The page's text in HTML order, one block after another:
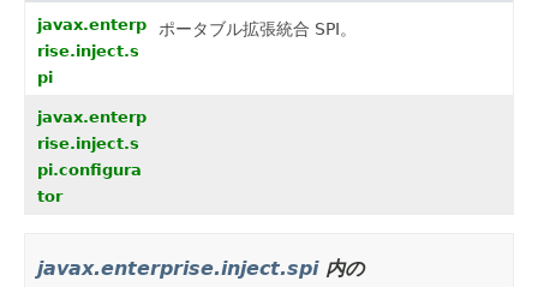
javax.enterp
rise.inject.s
pi
ポータブル拡張統合 SPI。
javax.enterp
rise.inject.s
pi.configura
tor
javax.enterprise.inject.spi内の